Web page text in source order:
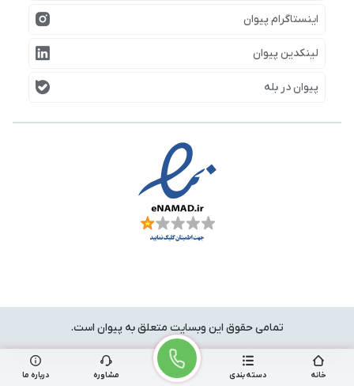
خانه دسته بندی مشاوره درباره ما
اینستاگرام پیوان
لینکدین پیوان
پیوان در بله
تمامی حقوق این وبسایت متعلق به پیوان است.